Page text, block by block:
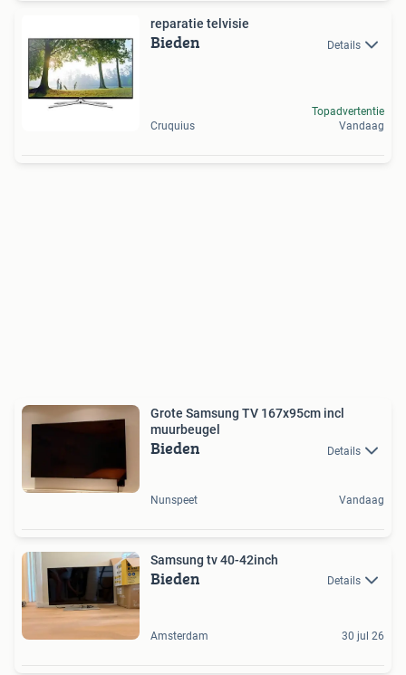
reparatie telvisie
Bieden Details
Cruquius
Topadvertentie
Vandaag
Grote Samsung TV 167x95cm incl
muurbeugel
Bieden Details
Nunspeet Vandaag
Samsung tv 40-42inch
Bieden Details
Amsterdam 30 jul 26